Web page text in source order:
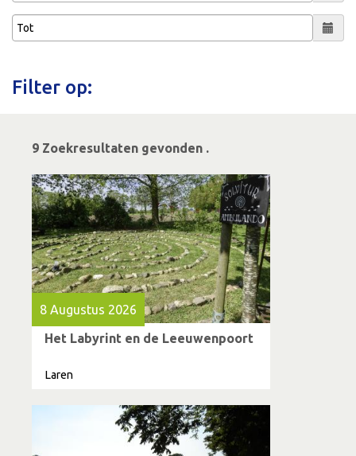
Filter op:
9 Zoekresultaten gevonden .
8 Augustus 2026
Het Labyrint en de Leeuwenpoort
Laren